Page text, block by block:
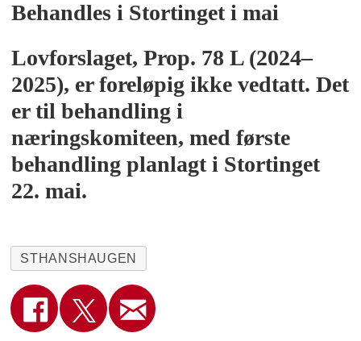
Behandles i Stortinget i mai
Lovforslaget, Prop. 78 L (2024–
2025), er foreløpig ikke vedtatt. Det
er til behandling i
næringskomiteen, med første
behandling planlagt i Stortinget
22. mai.
STHANSHAUGEN